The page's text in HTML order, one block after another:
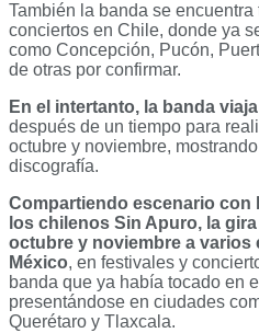
También la banda se
conciertos en Chile, donde ya
como Concepción, Pucón,
de otras por confirmar.
En el intertanto, la banda
después de un tiempo para
octubre y noviembre,
discografía.
Compartiendo escenario con
los chilenos Sin Apuro, la
octubre y noviembre a varios
México, en festivales y
banda que ya había tocado en
presentándose en ciudades
Querétaro y Tlaxcala.